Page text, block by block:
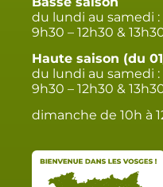
du lundi au samedi :
9h30 – 12h30 &
Haute saison (du
du lundi au samedi :
9h30 – 12h30 &
dimanche de 10h à